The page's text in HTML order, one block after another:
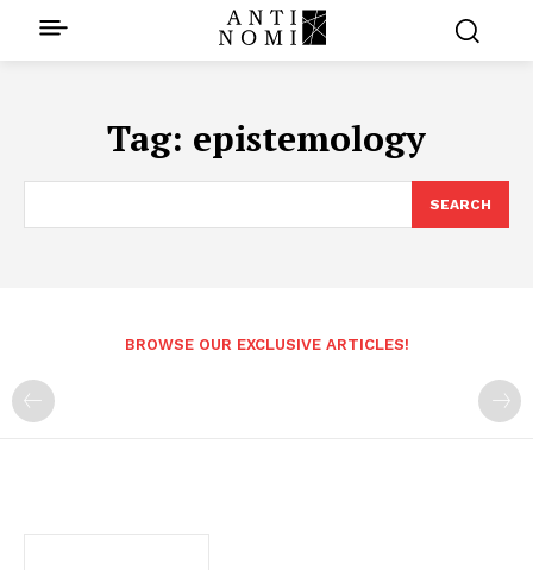
Tag: epistemology
SEARCH
BROWSE OUR EXCLUSIVE ARTICLES!